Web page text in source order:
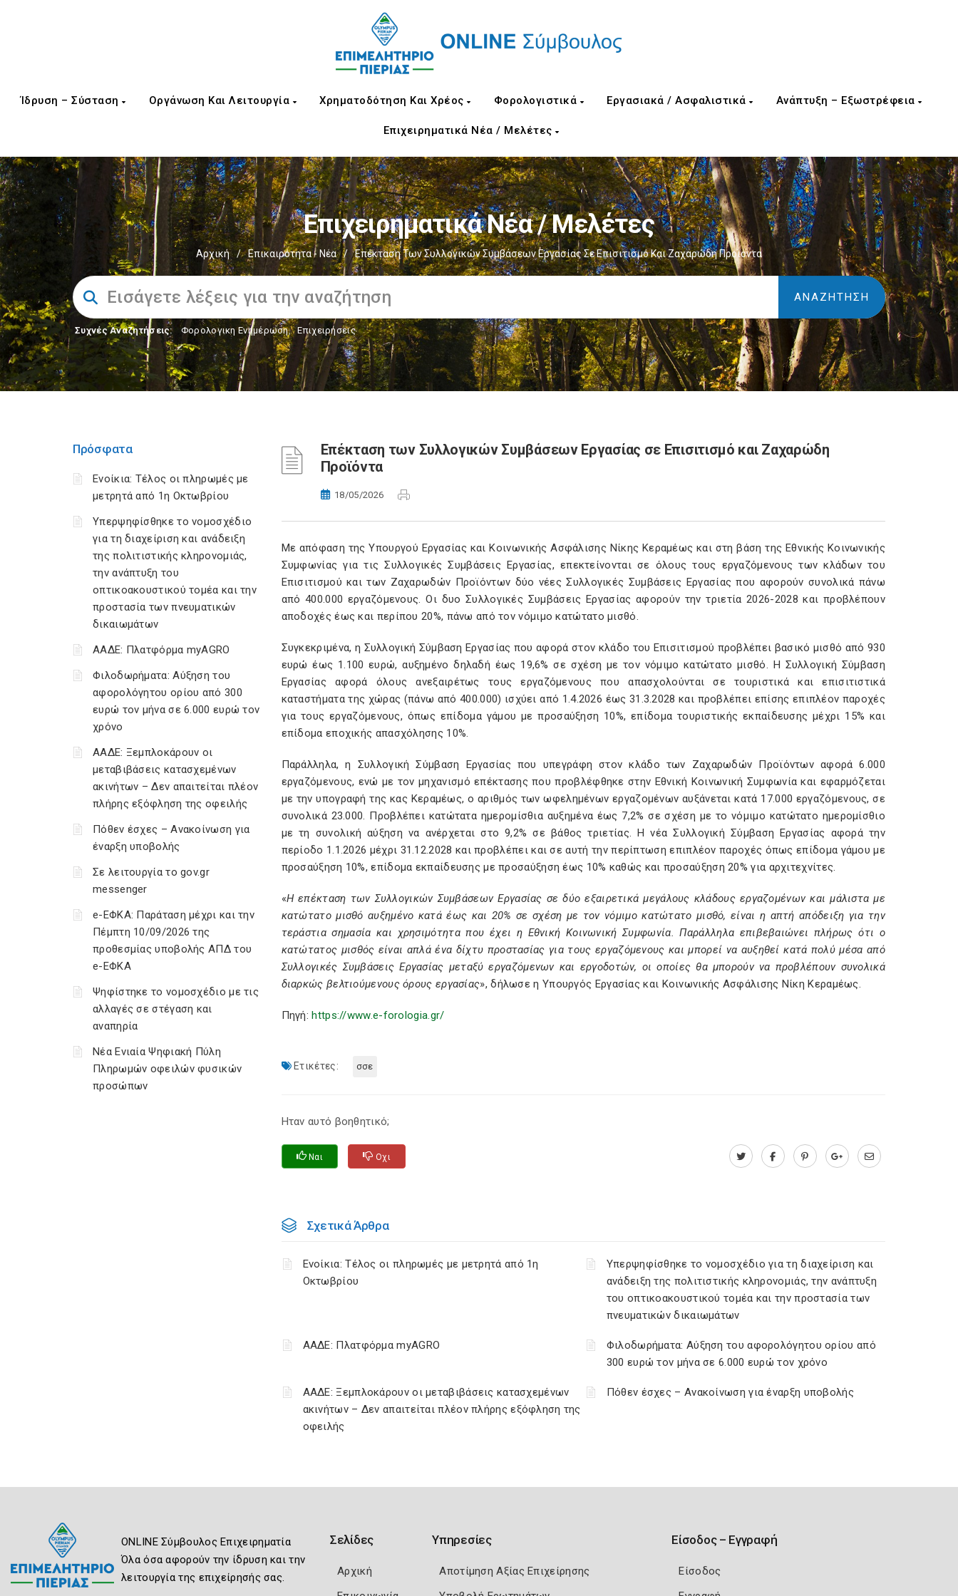
Ίδρυση – Σύσταση Οργάνωση Και Λειτουργία Χρηματοδότηση Και Χρέος Φορολογιστικά Εργασιακά / Ασφαλιστικά Ανάπτυξη – Εξωστρέφεια
Επιχειρηματικά Νέα / Μελέτες
Επιχειρηματικά Νέα / Μελέτες
Αρχική / Επικαιρότητα - Νέα / Επέκταση Των Συλλογικών Συμβάσεων Εργασίας Σε Επισιτισμό Και Ζαχαρώδη Προϊόντα
Συχνές Αναζητήσεις: Φορολογικη Ενημέρωση, Επιχειρήσεις
Πρόσφατα
Ενοίκια: Τέλος οι πληρωμές με
μετρητά από 1η Οκτωβρίου
Υπερψηφίσθηκε το νομοσχέδιο
για τη διαχείριση και ανάδειξη
της πολιτιστικής κληρονομιάς,
την ανάπτυξη του
οπτικοακουστικού τομέα και την
προστασία των πνευματικών
δικαιωμάτων
ΑΑΔΕ: Πλατφόρμα myAGRO
Φιλοδωρήματα: Αύξηση του
αφορολόγητου ορίου από 300
ευρώ τον μήνα σε 6.000 ευρώ τον
χρόνο
ΑΑΔΕ: Ξεμπλοκάρουν οι
μεταβιβάσεις κατασχεμένων
ακινήτων – Δεν απαιτείται πλέον
πλήρης εξόφληση της οφειλής
Πόθεν έσχες – Ανακοίνωση για
έναρξη υποβολής
Σε λειτουργία το gov.gr
messenger
e-ΕΦΚΑ: Παράταση μέχρι και την
Πέμπτη 10/09/2026 της
προθεσμίας υποβολής ΑΠΔ του
e-ΕΦΚΑ
Ψηφίστηκε το νομοσχέδιο με τις
αλλαγές σε στέγαση και
αναπηρία
Νέα Ενιαία Ψηφιακή Πύλη
Πληρωμών οφειλών φυσικών
προσώπων
Επέκταση των Συλλογικών Συμβάσεων Εργασίας σε Επισιτισμό και Ζαχαρώδη
Προϊόντα
18/05/2026
Με απόφαση της Υπουργού Εργασίας και Κοινωνικής Ασφάλισης Νίκης Κεραμέως και στη βάση της Εθνικής Κοινωνικής
Συμφωνίας για τις Συλλογικές Συμβάσεις Εργασίας, επεκτείνονται σε όλους τους εργαζόμενους των κλάδων του
Επισιτισμού και των Ζαχαρωδών Προϊόντων δύο νέες Συλλογικές Συμβάσεις Εργασίας που αφορούν συνολικά πάνω
από 400.000 εργαζόμενους. Οι δυο Συλλογικές Συμβάσεις Εργασίας αφορούν την τριετία 2026-2028 και προβλέπουν
αποδοχές έως και περίπου 20%, πάνω από τον νόμιμο κατώτατο μισθό.
Συγκεκριμένα, η Συλλογική Σύμβαση Εργασίας που αφορά στον κλάδο του Επισιτισμού προβλέπει βασικό μισθό από 930
ευρώ έως 1.100 ευρώ, αυξημένο δηλαδή έως 19,6% σε σχέση με τον νόμιμο κατώτατο μισθό. Η Συλλογική Σύμβαση
Εργασίας αφορά όλους ανεξαιρέτως τους εργαζόμενους που απασχολούνται σε τουριστικά και επισιτιστικά
καταστήματα της χώρας (πάνω από 400.000) ισχύει από 1.4.2026 έως 31.3.2028 και προβλέπει επίσης επιπλέον παροχές
για τους εργαζόμενους, όπως επίδομα γάμου με προσαύξηση 10%, επίδομα τουριστικής εκπαίδευσης μέχρι 15% και
επίδομα εποχικής απασχόλησης 10%.
Παράλληλα, η Συλλογική Σύμβαση Εργασίας που υπεγράφη στον κλάδο των Ζαχαρωδών Προϊόντων αφορά 6.000
εργαζόμενους, ενώ με τον μηχανισμό επέκτασης που προβλέφθηκε στην Εθνική Κοινωνική Συμφωνία και εφαρμόζεται
με την υπογραφή της κας Κεραμέως, ο αριθμός των ωφελημένων εργαζομένων αυξάνεται κατά 17.000 εργαζόμενους, σε
συνολικά 23.000. Προβλέπει κατώτατα ημερομίσθια αυξημένα έως 7,2% σε σχέση με το νόμιμο κατώτατο ημερομίσθιο
με τη συνολική αύξηση να ανέρχεται στο 9,2% σε βάθος τριετίας. Η νέα Συλλογική Σύμβαση Εργασίας αφορά την
περίοδο 1.1.2026 μέχρι 31.12.2028 και προβλέπει και σε αυτή την περίπτωση επιπλέον παροχές όπως επίδομα γάμου με
προσαύξηση 10%, επίδομα εκπαίδευσης με προσαύξηση έως 10% καθώς και προσαύξηση 20% για αρχιτεχνίτες.
«Η επέκταση των Συλλογικών Συμβάσεων Εργασίας σε δύο εξαιρετικά μεγάλους κλάδους εργαζομένων και μάλιστα με
κατώτατο μισθό αυξημένο κατά έως και 20% σε σχέση με τον νόμιμο κατώτατο μισθό, είναι η απτή απόδειξη για την
τεράστια σημασία και χρησιμότητα που έχει η Εθνική Κοινωνική Συμφωνία. Παράλληλα επιβεβαιώνει πλήρως ότι ο
κατώτατος μισθός είναι απλά ένα δίχτυ προστασίας για τους εργαζόμενους και μπορεί να αυξηθεί κατά πολύ μέσα από
Συλλογικές Συμβάσεις Εργασίας μεταξύ εργαζόμενων και εργοδοτών, οι οποίες θα μπορούν να προβλέπουν συνολικά
διαρκώς βελτιούμενους όρους εργασίας», δήλωσε η Υπουργός Εργασίας και Κοινωνικής Ασφάλισης Νίκη Κεραμέως.
Πηγή:https://www.e-forologia.gr/
Ετικέτες: σσε
Ηταν αυτό βοηθητικό;
Ναι Οχι
Σχετικά Άρθρα
Ενοίκια: Τέλος οι πληρωμές με μετρητά από 1η
Οκτωβρίου
Υπερψηφίσθηκε το νομοσχέδιο για τη διαχείριση και
ανάδειξη της πολιτιστικής κληρονομιάς, την ανάπτυξη
του οπτικοακουστικού τομέα και την προστασία των
πνευματικών δικαιωμάτων
ΑΑΔΕ: Πλατφόρμα myAGRO
Φιλοδωρήματα: Αύξηση του αφορολόγητου ορίου από
300 ευρώ τον μήνα σε 6.000 ευρώ τον χρόνο
ΑΑΔΕ: Ξεμπλοκάρουν οι μεταβιβάσεις κατασχεμένων
ακινήτων – Δεν απαιτείται πλέον πλήρης εξόφληση της
οφειλής
Πόθεν έσχες – Ανακοίνωση για έναρξη υποβολής
ONLINE Σύμβουλος Επιχειρηματία
Όλα όσα αφορούν την ίδρυση και την
λειτουργία της επιχείρησής σας.
Σελίδες
Αρχική
Υπηρεσίες
Αποτίμηση Αξίας Επιχείρησης
Είσοδος – Εγγραφή
Είσοδος